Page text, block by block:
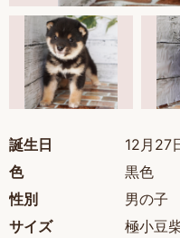
誕生日
12月27
色
黒色
性別
男の子
サイズ
極小豆